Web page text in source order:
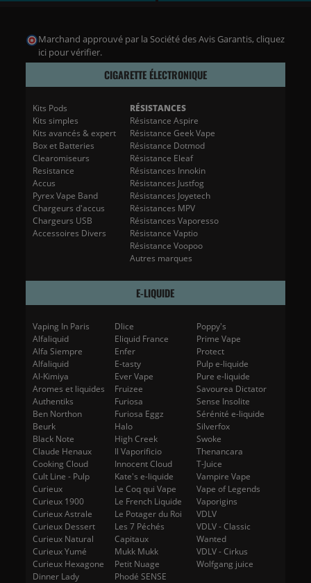
Marchand approuvé par la Société des Avis Garantis, cliquez
ici pour vérifier.
CIGARETTE ÉLECTRONIQUE
Kits Pods
Kits simples
Kits avancés & expert
Box et Batteries
Clearomiseurs
Resistance
Accus
Pyrex Vape Band
Chargeurs d'accus
Chargeurs USB
Accessoires Divers
RÉSISTANCES
Résistance Aspire
Résistance Geek Vape
Résistance Dotmod
Résistance Eleaf
Résistances Innokin
Résistances Justfog
Résistances Joyetech
Résistances MPV
Résistances Vaporesso
Résistance Vaptio
Résistance Voopoo
Autres marques
E-LIQUIDE
Vaping In Paris
Alfaliquid
Alfa Siempre
Alfaliquid
Al-Kimiya
Aromes et liquides
Authentiks
Ben Northon
Beurk
Black Note
Claude Henaux
Cooking Cloud
Cult Line - Pulp
Curieux
Curieux 1900
Curieux Astrale
Curieux Dessert
Curieux Natural
Curieux Yumé
Curieux Hexagone
Dinner Lady
Dlice
Eliquid France
Enfer
E-tasty
Ever Vape
Fruizee
Furiosa
Furiosa Eggz
Halo
High Creek
Il Vaporificio
Innocent Cloud
Kate's e-liquide
Le Coq qui Vape
Le French Liquide
Le Potager du Roi
Les 7 Péchés
Capitaux
Mukk Mukk
Petit Nuage
Phodé SENSE
Poppy's
Prime Vape
Protect
Pulp e-liquide
Pure e-liquide
Savourea Dictator
Sense Insolite
Sérénité e-liquide
Silverfox
Swoke
Thenancara
T-Juice
Vampire Vape
Vape of Legends
Vaporigins
VDLV
VDLV - Classic
Wanted
VDLV - Cirkus
Wolfgang juice